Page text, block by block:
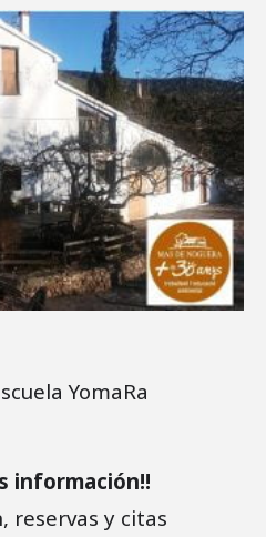
YomaRa
información!!
reservas y citas